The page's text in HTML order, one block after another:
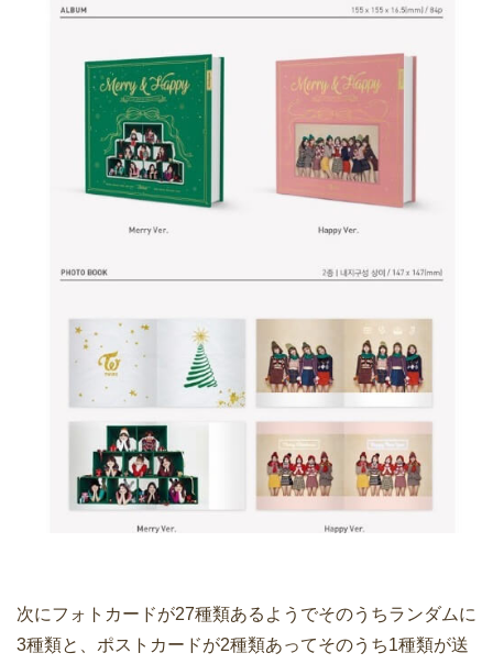
次にフォトカードが27種類あるようでそのうちランダムに
3種類と、ポストカードが2種類あってそのうち1種類が送